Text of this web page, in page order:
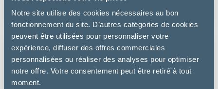
Notre site utilise des cookies nécessaires au bon
fonctionnement du site. D’autres catégories de cookies
peuvent être utilisées pour personnaliser votre
expérience, diffuser des offres commerciales
personnalisées ou réaliser des analyses pour optimiser
notre offre. Votre consentement peut être retiré à tout
moment.
27.49€